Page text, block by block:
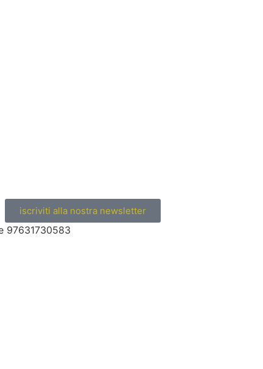
iscriviti alla nostra newsletter
97631730583